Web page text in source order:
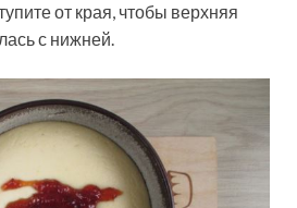
от края, чтобы верхняя
с нижней.